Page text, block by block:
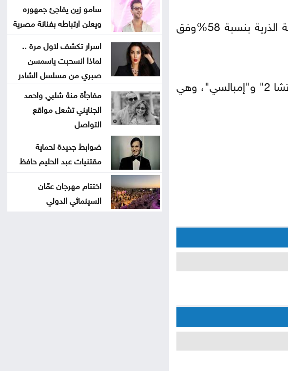
ومنذ وصول ميلي إلى السلطة عام 2023، خُفّضت ميزانية اللجنة الوطنية للطاقة الذرية بنسبة 58%وفق
وتوجد في الأرجنتين ثلاث محطات طاقة نووية قيد التشغيل هي "أتوتشا 1" و"أتوتشا 2" و"إمبالسي"، وهي
سامو زين يفاجئ جمهوره
ويعلن ارتباطه بفنانة مصرية
اسرار تكشف لاول مرة ..
لماذا انسحبت ياسمسن
صبري من مسلسل الشادر
مفاجأة منة شلبي واحمد
الجنايني تشعل مواقع
التواصل
ضوابط جديدة لحماية
مقتنيات عبد الحليم حافظ
اختتام مهرجان عمّان
السينمائي الدولي